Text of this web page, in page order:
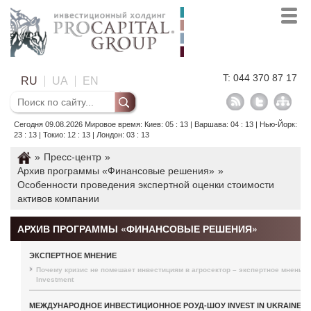
RU UA EN T: 044 370 87 17
Сегодня 09.08.2026 Мировое время: Киев: 05 : 13 | Варшава: 04 : 13 | Нью-Йорк:
23 : 13 | Токио: 12 : 13 | Лондон: 03 : 13
» Пресс-центр »
Архив программы «Финансовые решения» »
Особенности проведения экспертной оценки стоимости
активов компании
АРХИВ ПРОГРАММЫ «ФИНАНСОВЫЕ РЕШЕНИЯ»
ЭКСПЕРТНОЕ МНЕНИЕ
Почему кризис не помешает инвестициям в агросектор – экспертное мнение
Investment
МЕЖДУНАРОДНОЕ ИНВЕСТИЦИОННОЕ РОУД-ШОУ INVEST IN UKRAINE